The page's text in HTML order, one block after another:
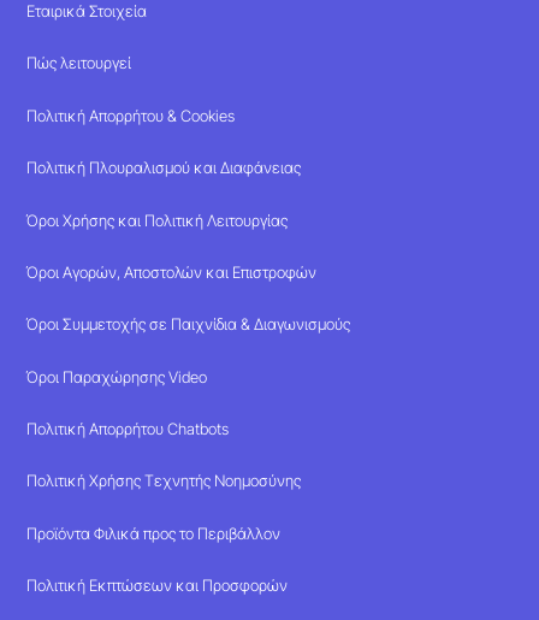
Εταιρικά Στοιχεία
Πώς λειτουργεί
Πολιτική Απορρήτου & Cookies
Πολιτική Πλουραλισμού και Διαφάνειας
Όροι Χρήσης και Πολιτική Λειτουργίας
Όροι Αγορών, Αποστολών και Επιστροφών
Όροι Συμμετοχής σε Παιχνίδια & Διαγωνισμούς
Όροι Παραχώρησης Video
Πολιτική Απορρήτου Chatbots
Πολιτική Χρήσης Τεχνητής Νοημοσύνης
Προϊόντα Φιλικά προς το Περιβάλλον
Πολιτική Εκπτώσεων και Προσφορών